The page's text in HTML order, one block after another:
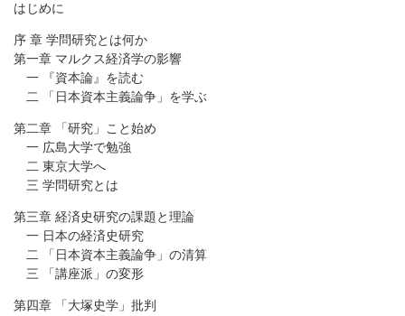
はじめに
序 章 学問研究とは何か
第一章 マルクス経済学の影響
一 『資本論』を読む
二 「日本資本主義論争」を学ぶ
第二章 「研究」こと始め
一 広島大学で勉強
二 東京大学へ
三 学問研究とは
第三章 経済史研究の課題と理論
一 日本の経済史研究
二 「日本資本主義論争」の清算
三 「講座派」の変形
第四章 「大塚史学」批判